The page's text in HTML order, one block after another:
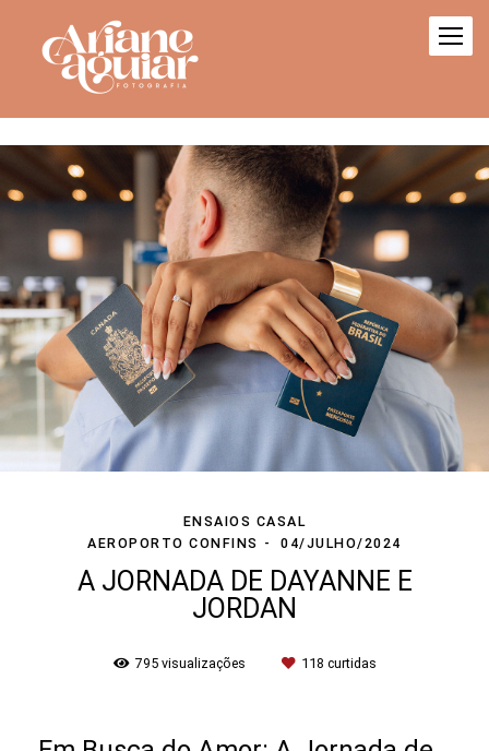
ENSAIOS CASAL
AEROPORTO CONFINS
04/JULHO/2024
A JORNADA DE DAYANNE E
JORDAN
795visualizações 118 curtidas